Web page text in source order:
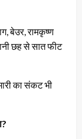
बेउर, रामकृष्ण
छह से सात फीट
का संकट भी